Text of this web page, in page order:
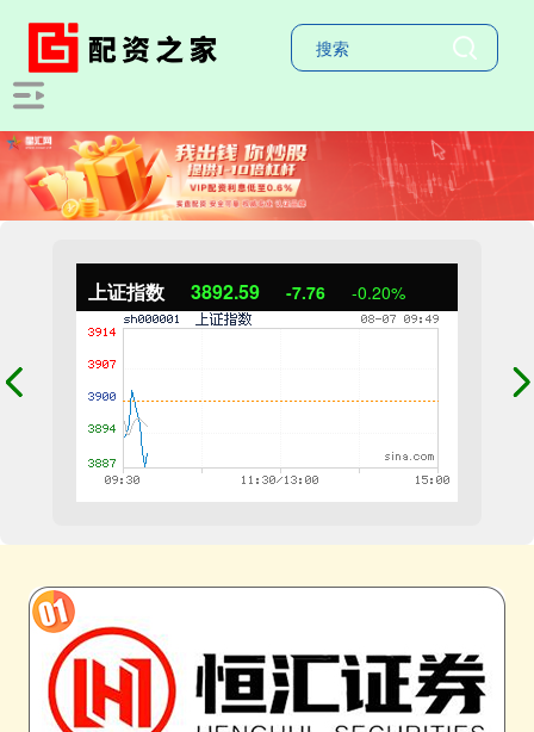
上证指数 3892.59 -7.76 -0.20%